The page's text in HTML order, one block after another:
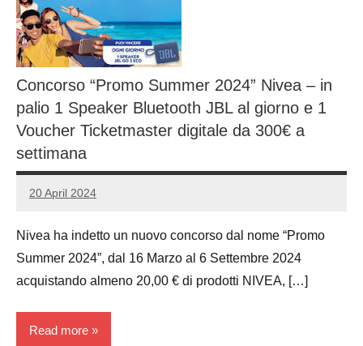
Concorso “Promo Summer 2024” Nivea – in
palio 1 Speaker Bluetooth JBL al giorno e 1
Voucher Ticketmaster digitale da 300€ a
settimana
20 April 2024
Luca
No
Nivea ha indetto un nuovo concorso dal nome “Promo
Summer 2024”, dal 16 Marzo al 6 Settembre 2024
acquistando almeno 20,00 € di prodotti NIVEA, […]
Read more